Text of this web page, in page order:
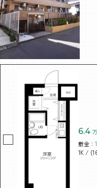
6.4
敷金：
1K /